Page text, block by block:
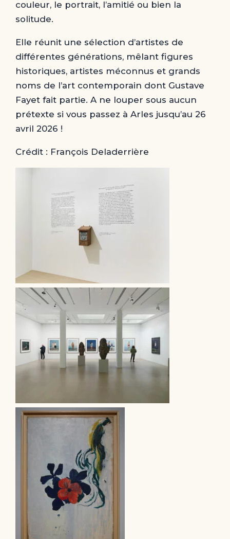
couleur, le portrait, l’amitié ou bien la
solitude.
Elle réunit une sélection d’artistes de
différentes générations, mêlant figures
historiques, artistes méconnus et grands
noms de l’art contemporain dont Gustave
Fayet fait partie. A ne louper sous aucun
prétexte si vous passez à Arles jusqu’au 26
avril 2026 !
Crédit : François Deladerrière